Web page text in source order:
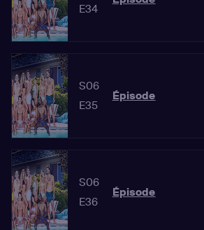
E34
S06
E35
Épisode
S06
E36
Épisode